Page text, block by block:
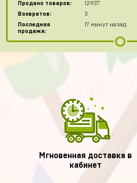
Продано товаров:
12937
Возвратов:
3
Последняя
продажа:
17 минут назад
Мгновенная доставка в
кабинет